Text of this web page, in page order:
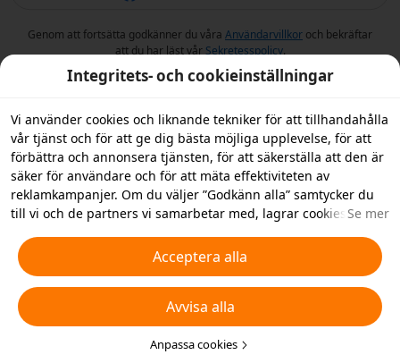
Genom att fortsätta godkänner du våra Användarvillkor och bekräftar
att du har läst vår Sekretesspolicy.
Integritets- och cookieinställningar
Vi använder cookies och liknande tekniker för att tillhandahålla
vår tjänst och för att ge dig bästa möjliga upplevelse, för att
förbättra och annonsera tjänsten, för att säkerställa att den är
säker för användare och för att mäta effektiviteten av
reklamkampanjer. Om du väljer ”Godkänn alla” samtycker du
till vi och de partners vi samarbetar med, lagrar cookies och
”Avvisa alla” icke-nödvändiga cookies och du kan välja vilka
typer av cookies du vill acceptera eller inaktivera genom att
klicka på ”Anpassa cookies” nedan, eller när som helst ändra
detta i dina sekretessinställningar. Vi samlar inte in cookies för
spårningsändamål i iOS-appen. För mer information, se vår
cookies och liknande tekniker.
Se mer
Acceptera alla
Avvisa alla
Anpassa cookies